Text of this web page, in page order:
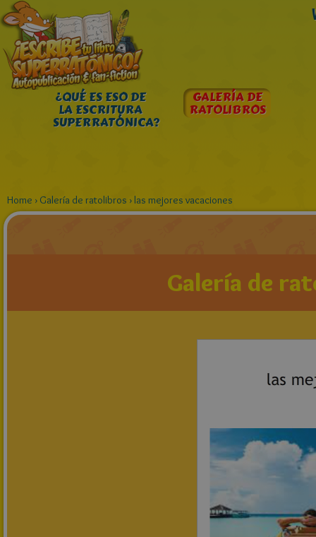
¿QUÉ ES ESO DE
LA ESCRITURA
SUPERRATÓNICA?
GALERÍA DE
RATOLIBROS
Home › Galería de ratolibros › las mejores vacaciones
Galería de